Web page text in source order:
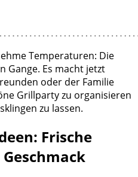
Temperaturen: Die
Gange. Es macht jetzt
oder der Familie
Grillparty zu organisieren
zu lassen.
Frische